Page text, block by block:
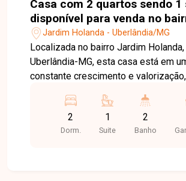
Casa com 2 quartos sendo 1
disponível para venda no
Holanda em Uberlândia-MG
Jardim Holanda - Uberlândia/MG
Localizada no bairro Jardim
Uberlândia-MG, esta casa está em
constante crescimento e
supermercados, escolas, farmácias,
diversos serviços, proporcionando
conforto e qualidade de vida para
2
Dorm.
1
Suite
2
Banho